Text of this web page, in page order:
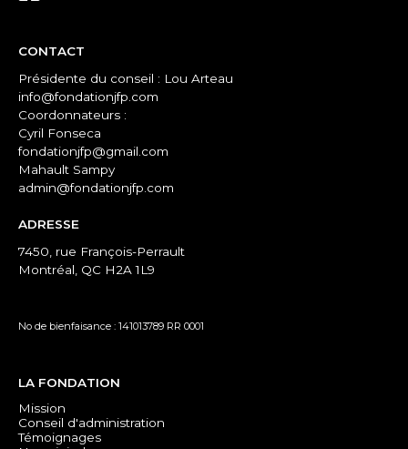
CONTACT
Présidente du conseil : Lou Arteau
info@fondationjfp.com
Coordonnateurs :
Cyril Fonseca
fondationjfp@gmail.com
Mahault Sampy
admin@fondationjfp.com
ADRESSE
7450, rue François-Perrault
Montréal, QC H2A 1L9
No de bienfaisance : 141013789 RR 0001
LA FONDATION
Mission
Conseil d'administration
Témoignages